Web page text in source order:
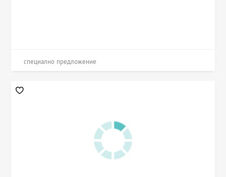
специално предложение